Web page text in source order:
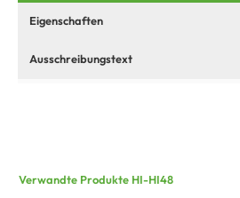
Eigenschaften
Ausschreibungstext
Verwandte Produkte HI-HI48